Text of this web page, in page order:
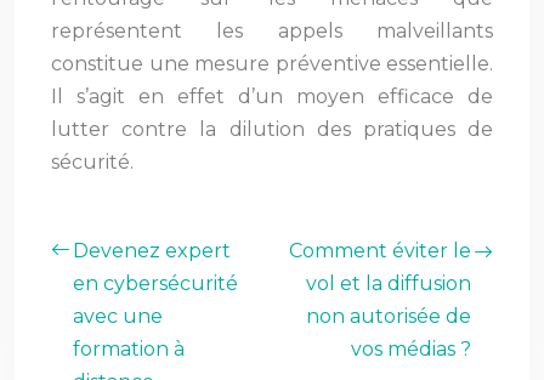
représentent les appels malveillants
constitue une mesure préventive essentielle.
Il s’agit en effet d’un moyen efficace de
lutter contre la dilution des pratiques de
sécurité.
Devenez expert
en cybersécurité
avec une
formation à
Comment éviter le
vol et la diffusion
non autorisée de
vos médias ?